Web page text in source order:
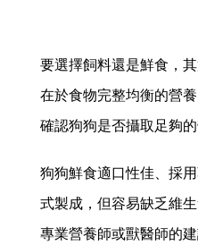
要選擇飼料還是鮮食，
在於食物完整均衡的營
確認狗狗是否攝取足夠的
狗狗鮮食適口性佳、採
式製成，但容易缺乏維
專業營養師或獸醫師的